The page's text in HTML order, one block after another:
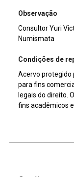
Observação
Consultor Yuri
Numismata
Condições de
Acervo protegido
para fins
legais do direito.
fins acadêmicos